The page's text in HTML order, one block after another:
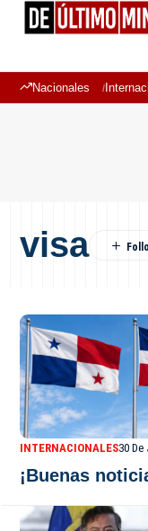
Nacionales
visa
INTERNACIONALES30 De
¡Buenas